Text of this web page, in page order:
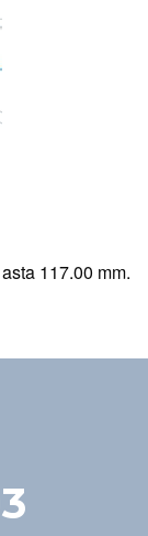
117.00 mm.